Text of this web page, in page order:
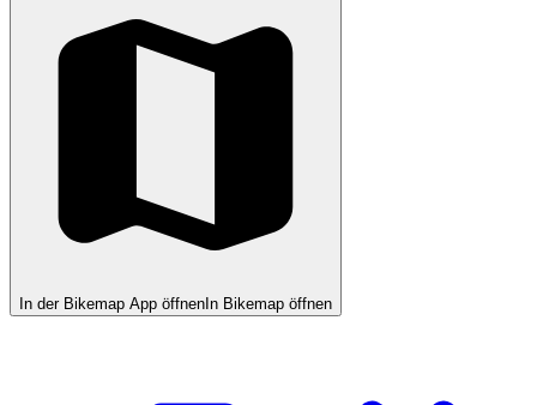
In der Bikemap App öffnen In Bikemap öffnen